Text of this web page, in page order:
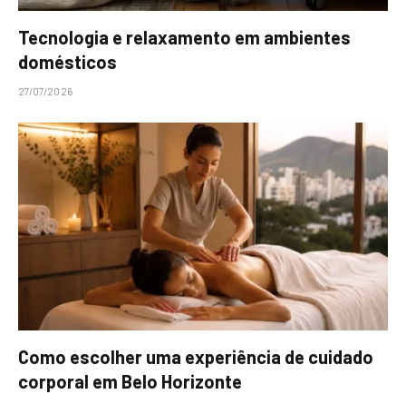
Tecnologia e relaxamento em ambientes
domésticos
27/07/2026
Como escolher uma experiência de cuidado
corporal em Belo Horizonte